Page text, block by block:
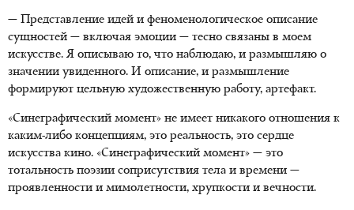
— Представление идей и феноменологическое описание
сущностей — включая эмоции — тесно связаны в моем
искусстве. Я описываю то, что наблюдаю, и размышляю о
значении увиденного. И описание, и размышление
формируют цельную художественную работу, артефакт.
«Синеграфический момент» не имеет никакого отношения к
каким-либо концепциям, это реальность, это сердце
искусства кино. «Синеграфический момент» — это
тотальность поэзии соприсутствия тела и времени —
проявленности и мимолетности, хрупкости и вечности.